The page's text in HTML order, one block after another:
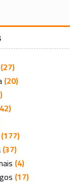
(27)
(20)
(177)
(37)
(4)
(17)